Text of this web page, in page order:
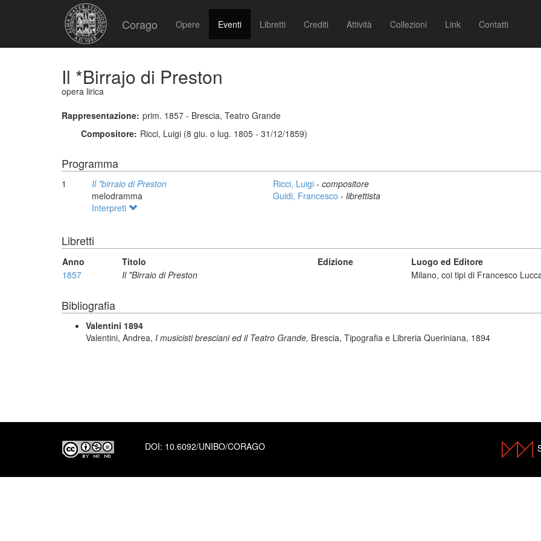
Corago Opere Eventi Libretti Crediti Attività Collezioni Link Contatti
Il *Birrajo di Preston
opera lirica
Rappresentazione: prim. 1857 - Brescia, Teatro Grande
Compositore: Ricci, Luigi (8 giu. o lug. 1805 - 31/12/1859)
Programma
1
Il *birraio di Preston
melodramma
Ricci, Luigi - compositore
Guidi, Francesco - librettista
Interpreti
Libretti
Anno Titolo Edizione
Luogo ed Editore
1857
Il *Birraio di Preston Milano, coi tipi di Francesco
Bibliografia
Valentini 1894
Valentini, Andrea, I musicisti bresciani ed il Teatro Grande, Brescia, Tipografia e Libreria Queriniana, 1894
DOI: 10.6092/UNIBO/CORAGO